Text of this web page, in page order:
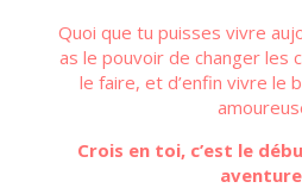
Quoi que tu puisses vivre
as le pouvoir de changer les
le faire, et d’enfin vivre le
Crois en toi, c’est le